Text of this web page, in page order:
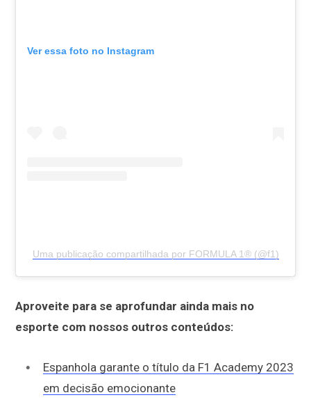
Ver essa foto no Instagram
Uma publicação compartilhada por FORMULA 1® (@f1)
Aproveite para se aprofundar ainda mais no
esporte com nossos outros conteúdos:
Espanhola garante o título da F1 Academy 2023
em decisão emocionante